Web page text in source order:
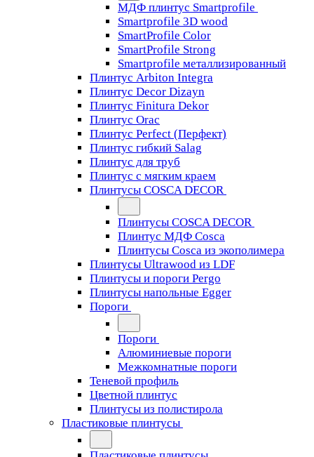
МДФ плинтус Smartprofile
Smartprofile 3D wood
SmartProfile Color
SmartProfile Strong
Smartprofile металлизированный
Плинтус Arbiton Integra
Плинтус Decor Dizayn
Плинтус Finitura Dekor
Плинтус Orac
Плинтус Perfect (Перфект)
Плинтус гибкий Salag
Плинтус для труб
Плинтус с мягким краем
Плинтусы COSCA DECOR
Плинтусы COSCA DECOR
Плинтус МДФ Cosca
Плинтусы Cosca из экополимера
Плинтусы Ultrawood из LDF
Плинтусы и пороги Pergo
Плинтусы напольные Egger
Пороги
Пороги
Алюминиевые пороги
Межкомнатные пороги
Теневой профиль
Цветной плинтус
Плинтусы из полистирола
Пластиковые плинтусы